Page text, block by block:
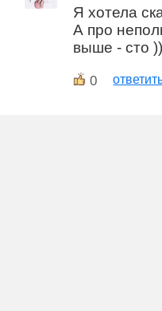
Я хотела
А про
выше - сто
0